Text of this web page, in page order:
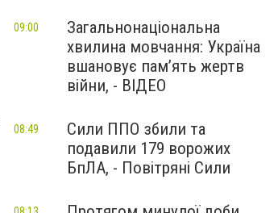
Загальнонаціональна
хвилина мовчання: Україна
вшановує пам’ять жертв
війни, - ВІДЕО
09:00
Сили ППО збили та
подавили 179 ворожих
БпЛА, - Повітряні Сили
08:49